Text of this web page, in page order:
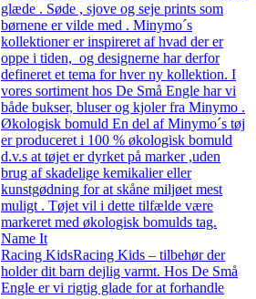
glæde . Søde , sjove og seje prints som
børnene er vilde med . Minymo´s
kollektioner er inspireret af hvad der er
oppe i tiden, og designerne har derfor
defineret et tema for hver ny kollektion. I
vores sortiment hos De Små Engle har vi
både bukser, bluser og kjoler fra Minymo .
Økologisk bomuld En del af Minymo´s tøj
er produceret i 100 % økologisk bomuld
d.v.s at tøjet er dyrket på marker ,uden
brug af skadelige kemikalier eller
kunstgødning for at skåne miljøet mest
muligt . Tøjet vil i dette tilfælde være
markeret med økologisk bomulds tag.
Name It
Racing KidsRacing Kids – tilbehør der
holder dit barn dejlig varmt. Hos De Små
Engle er vi rigtig glade for at forhandle